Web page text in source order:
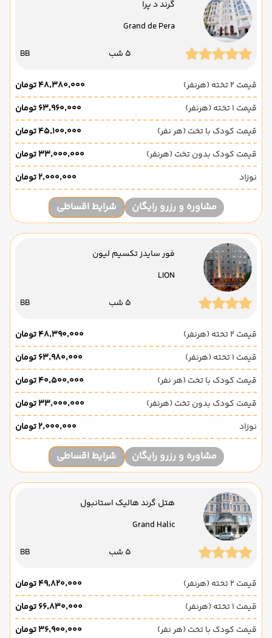
گرند د پرا
Grand de Pera
5 شب BB
قیمت 2 تخته (هرنفر)
۴۸٬۳۸۰٬۰۰۰ تومان
قیمت 1 تخته (هرنفر)
۶۳٬۹۶۰٬۰۰۰ تومان
قیمت کودک با تخت (هر نفر)
۴۵٬۱۰۰٬۰۰۰ تومان
قیمت کودک بدون تخت (هرنفر)
۳۳٬۰۰۰٬۰۰۰ تومان
نوزاد
۲٬۰۰۰٬۰۰۰ تومان
مشاوره و رزرو رایگان شرایط اقساطی
فور سایدز تکسیم لیون
LION
5 شب BB
قیمت 2 تخته (هرنفر)
۴۸٬۳۹۰٬۰۰۰ تومان
قیمت 1 تخته (هرنفر)
۶۳٬۹۸۰٬۰۰۰ تومان
قیمت کودک با تخت (هر نفر)
۴۰٬۵۰۰٬۰۰۰ تومان
قیمت کودک بدون تخت (هرنفر)
۳۳٬۰۰۰٬۰۰۰ تومان
نوزاد
۲٬۰۰۰٬۰۰۰ تومان
مشاوره و رزرو رایگان شرایط اقساطی
هتل گرند هالیک استانبول
Grand Halic
5 شب BB
قیمت 2 تخته (هرنفر)
۴۹٬۸۲۰٬۰۰۰ تومان
قیمت 1 تخته (هرنفر)
۶۶٬۸۳۰٬۰۰۰ تومان
قیمت کودک با تخت (هر نفر)
۳۶٬۹۰۰٬۰۰۰ تومان